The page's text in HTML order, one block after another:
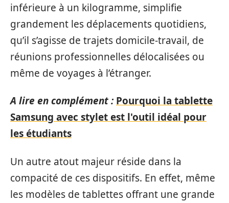
inférieure à un kilogramme, simplifie
grandement les déplacements quotidiens,
qu’il s’agisse de trajets domicile-travail, de
réunions professionnelles délocalisées ou
même de voyages à l’étranger.
A lire en complément : Pourquoi la tablette
Samsung avec stylet est l'outil idéal pour
les étudiants
Un autre atout majeur réside dans la
compacité de ces dispositifs. En effet, même
les modèles de tablettes offrant une grande